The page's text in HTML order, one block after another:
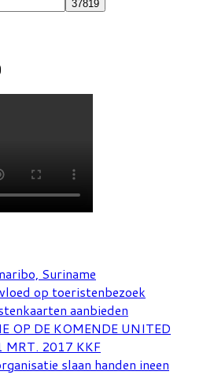
Suriname
op toeristenbezoek
aanbieden
OP DE KOMENDE UNITED
MRT. 2017 KKF
slaan handen ineen